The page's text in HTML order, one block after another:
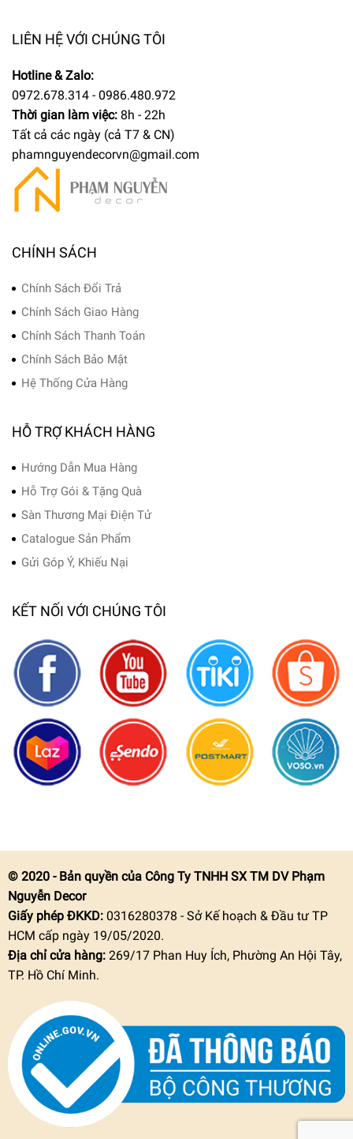
LIÊN HỆ VỚI CHÚNG TÔI
Hotline & Zalo:
0972.678.314 - 0986.480.972
Thời gian làm việc: 8h - 22h
Tất cả các ngày (cả T7 & CN)
phamnguyendecorvn@gmail.com
CHÍNH SÁCH
Chính Sách Đổi Trả
Chính Sách Giao Hàng
Chính Sách Thanh Toán
Chính Sách Bảo Mật
Hệ Thống Cửa Hàng
HỖ TRỢ KHÁCH HÀNG
Hướng Dẫn Mua Hàng
Hỗ Trợ Gói & Tặng Quà
Sàn Thương Mại Điện Tử
Catalogue Sản Phẩm
Gửi Góp Ý, Khiếu Nại
KẾT NỐI VỚI CHÚNG TÔI
© 2020 - Bản quyền của Công Ty TNHH SX TM DV Phạm
Nguyễn Decor
Giấy phép ĐKKD:0316280378 - Sở Kế hoạch & Đầu tư TP
HCM cấp ngày 19/05/2020.
Địa chỉ cửa hàng: 269/17 Phan Huy Ích, Phường An Hội Tây,
TP. Hồ Chí Minh.